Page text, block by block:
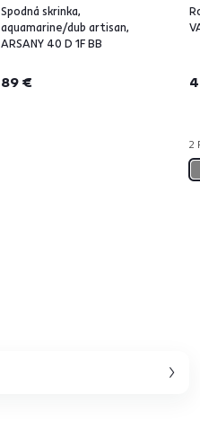
Spodná skrinka,
aquamarine/dub artisan,
ARSANY 40 D 1F BB
89 €
2